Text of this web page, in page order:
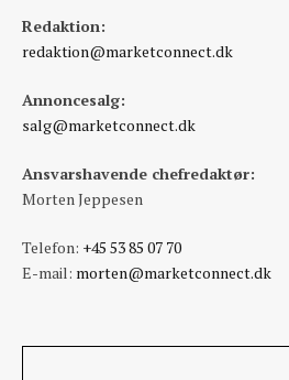
Redaktion:
redaktion@marketconnect.dk
Annoncesalg:
salg@marketconnect.dk
Ansvarshavende chefredaktør:
Morten Jeppesen
Telefon: +45 53 85 07 70
E-mail: morten@marketconnect.dk